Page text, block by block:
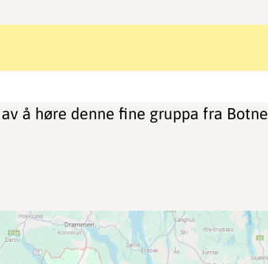
å høre denne fine gruppa fra Botne